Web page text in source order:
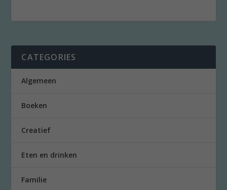
CATEGORIES
Algemeen
Boeken
Creatief
Eten en drinken
Familie